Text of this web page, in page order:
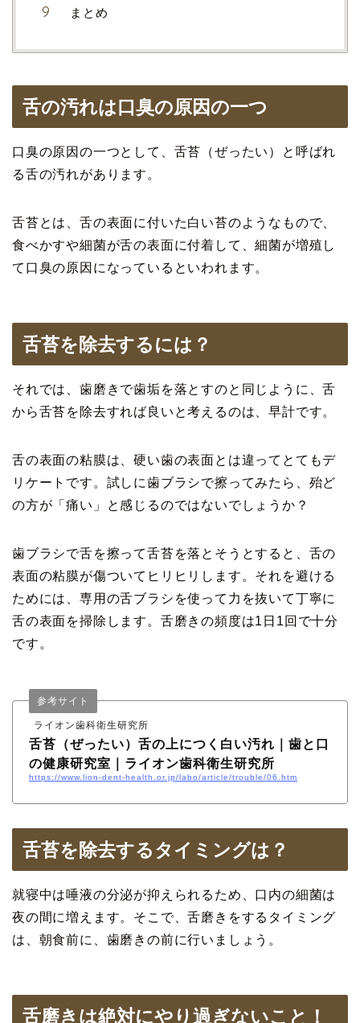
まとめ
舌の汚れは口臭の原因の一つ
口臭の原因の一つとして、舌苔（ぜったい）と呼ばれ
る舌の汚れがあります。
舌苔とは、舌の表面に付いた白い苔のようなもので、
食べかすや細菌が舌の表面に付着して、細菌が増殖し
て口臭の原因になっているといわれます。
舌苔を除去するには？
それでは、歯磨きで歯垢を落とすのと同じように、舌
から舌苔を除去すれば良いと考えるのは、早計です。
舌の表面の粘膜は、硬い歯の表面とは違ってとてもデ
リケートです。試しに歯ブラシで擦ってみたら、殆ど
の方が「痛い」と感じるのではないでしょうか？
歯ブラシで舌を擦って舌苔を落とそうとすると、舌の
表面の粘膜が傷ついてヒリヒリします。それを避ける
ためには、専用の舌ブラシを使って力を抜いて丁寧に
舌の表面を掃除します。舌磨きの頻度は1日1回で十分
です。
ライオン歯科衛生研究所
参考サイト
舌苔（ぜったい）舌の上につく白い汚れ｜歯と口
の健康研究室｜ライオン歯科衛生研究所
https://www.lion-dent-health.or.jp/labo/article/trouble/06.htm
舌苔を除去するタイミングは？
就寝中は唾液の分泌が抑えられるため、口内の細菌は
夜の間に増えます。そこで、舌磨きをするタイミング
は、朝食前に、歯磨きの前に行いましょう。
舌磨きは絶対にやり過ぎないこと！